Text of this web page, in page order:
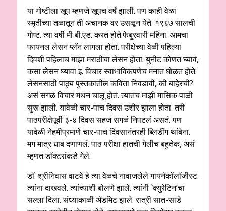
या गोष्टीला खूप म्हणजे खूपच वर्षं झाली. पण काही वेळा
स्मृतीच्या तळातून ती अचानक वर उसळून येते. १९६७ सालची
गोष्ट. त्या वर्षी मी बी.एड. करत होते.फेबु्रवारी महिना. आमचा
फायनल लेसन प्लॅन लागला होता. परीक्षेच्या वेळी पहिल्या
दिवशी पहिलाच माझा मराठीचा लेसन होता. युनीट कोणत घ्यावं,
कसा लेसन घ्यावा इ. विचार स्वाभाविकपणेच मनात घोळत होते.
लेसनसाठी पाठ्य पुस्तकातील कविता निवडावी, की बाहेरची?
असं सगळं विचार मंथन चालू होतं. त्यातच माझी मासिक पाळी
सुरू झाली. यावेळी चार-पाच दिवस उशीर झाला होता. तरी
पाठपरीक्षेपूर्वी ३-४ दिवस सहज सगळं निपटलं असतं. पण
यावेळी नेहमीप्रमाणे चार-पाच दिवसानंतरही ब्लिडींग थांबेना.
मग मात्र धाब दणाणलं. पाठ परीक्षा हातची गेलीच बहुतेक, असं
म्हणत डॉक्टरांकडे गेले.
डॉ. श्रीनिवास वाटवे हे त्या वेळचे नावाजलेले गायनॅकॉलॉजीस्ट.
त्यांना दाखवले. त्यांच्याशी बोलणे झाले. त्यांनी `क्युरेटिन’चा
सल्ला दिला. संध्याकाळी अ‍ॅडमिट झाले. रात्री सात-साडे